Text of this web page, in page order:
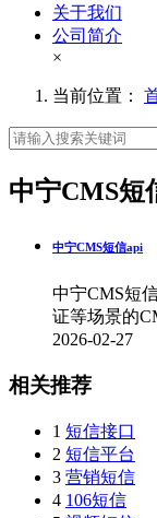
关于我们
公司简介
×
当前位置：
中宁CMS短
中宁CMS短信api
中宁CMS短
证等场景的
2026-02-27
相关推荐
1 短信接口
2 短信平台
3 营销短信
4 106短信